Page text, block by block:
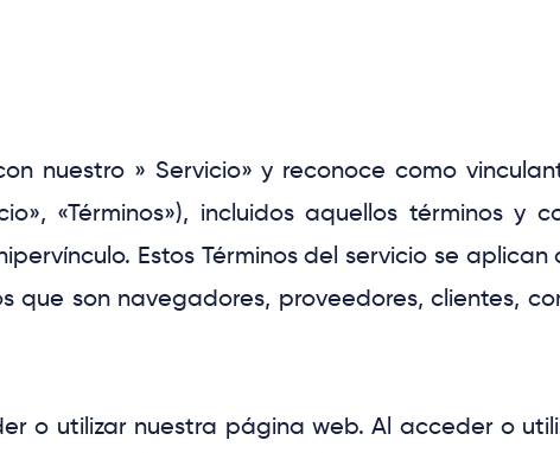
nuestro » Servicio» y reconoce como
«Términos»), incluidos aquellos términos y
Estos Términos del servicio se aplican
que son navegadores, proveedores, clientes,
o utilizar nuestra página web. Al acceder o